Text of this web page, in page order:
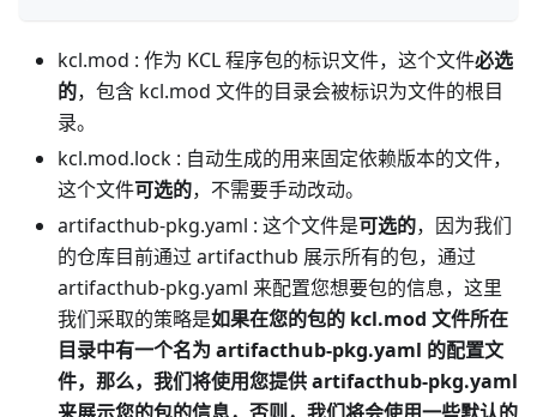
kcl.mod : 作为 KCL 程序包的标识文件，这个文件必选
的，包含 kcl.mod 文件的目录会被标识为文件的根目
录。
kcl.mod.lock : 自动生成的用来固定依赖版本的文件，
这个文件可选的，不需要手动改动。
artifacthub-pkg.yaml : 这个文件是可选的，因为我们
的仓库目前通过 artifacthub 展示所有的包，通过
artifacthub-pkg.yaml 来配置您想要包的信息，这里
我们采取的策略是如果在您的包的 kcl.mod 文件所在
目录中有一个名为 artifacthub-pkg.yaml 的配置文
件，那么，我们将使用您提供 artifacthub-pkg.yaml